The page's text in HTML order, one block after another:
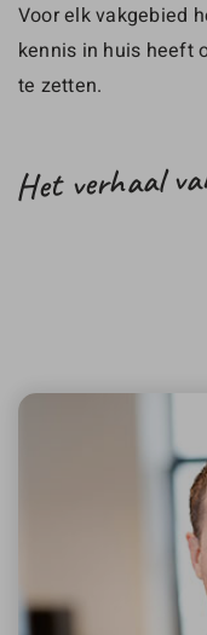
Voor elk vakgebied
kennis in huis heeft
te zetten.
Het verhaal